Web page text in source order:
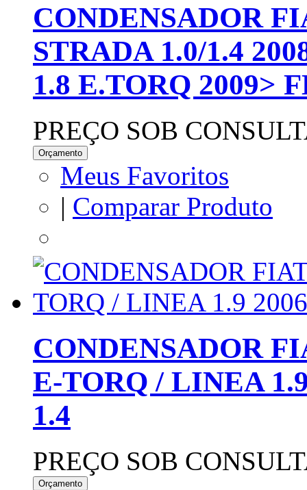
CONDENSADOR
STRADA 1.0/1.4
1.8 E.TORQ 2009>
PREÇO SOB
Orçamento
Meus Favoritos
| Comparar Produto
CONDENSADOR
E-TORQ / LINEA
1.4
PREÇO SOB
Orçamento